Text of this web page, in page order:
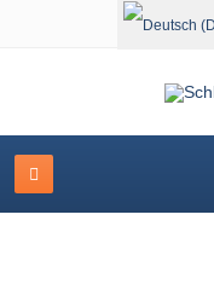
Sprache